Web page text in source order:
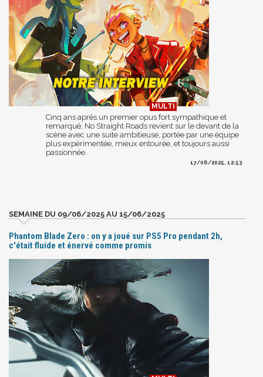
Cinq ans après un premier opus fort sympathique et
remarqué, No Straight Roads revient sur le devant de la
scène avec une suite ambitieuse, portée par une équipe
plus expérimentée, mieux entourée, et toujours aussi
passionnée.
17/06/2025, 12:53
SEMAINE DU 09/06/2025 AU 15/06/2025
Phantom Blade Zero : on y a joué sur PS5 Pro pendant 2h,
c'était fluide et énervé comme promis